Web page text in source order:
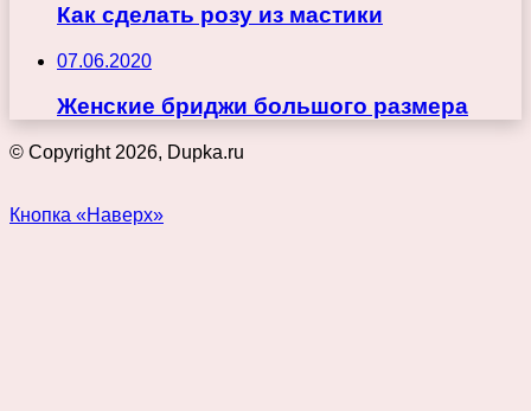
Как сделать розу из мастики
07.06.2020
Женские бриджи большого размера
© Copyright 2026, Dupka.ru
Кнопка «Наверх»